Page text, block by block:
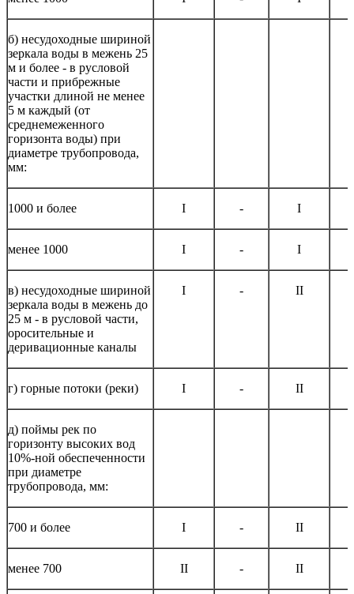
б) несудоходные шириной
зеркала воды в межень 25
м и более - в русловой
части и прибрежные
участки длиной не менее
5 м каждый (от
среднемеженного
горизонта воды) при
диаметре трубопровода,
мм:
1000 и более I - I
менее 1000 I - I
в) несудоходные шириной
зеркала воды в межень до
25 м - в русловой части,
оросительные и
деривационные каналы
I - II
г) горные потоки (реки) I - II
д) поймы рек по
горизонту высоких вод
10%-ной обеспеченности
при диаметре
трубопровода, мм:
700 и более I - II
менее 700 II - II